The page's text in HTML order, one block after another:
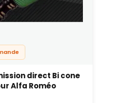
direct Bi cone
Alfa Roméo